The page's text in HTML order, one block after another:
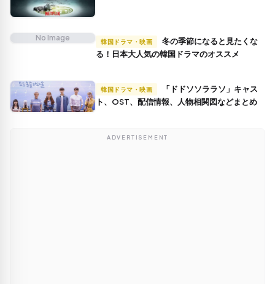
No Image 韓国ドラマ・映画
る！日本大人気の韓国ドラマのオススメ
韓国ドラマ・映画
ト、OST、配信情報、人物相関図などまとめ
ADVERTISEMENT